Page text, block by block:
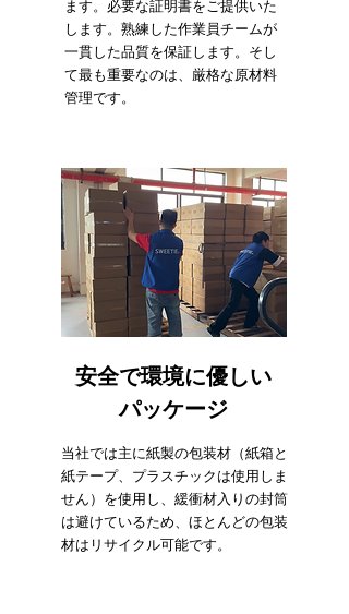
ます。必要な証明書をご提供いた
します。熟練した作業員チームが
一貫した品質を保証します。そし
て最も重要なのは、厳格な原材料
管理です。
安全で環境に優しい
パッケージ
当社では主に紙製の包装材（紙箱と
紙テープ、プラスチックは使用しま
せん）を使用し、緩衝材入りの封筒
は避けているため、ほとんどの包装
材はリサイクル可能です。